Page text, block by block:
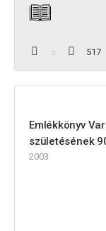
517
Emlékkönyv
születésének
2003